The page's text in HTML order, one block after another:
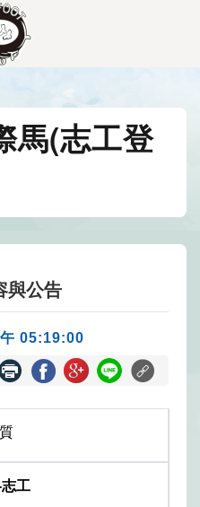
馬(志工登
與公告
05:19:00
工